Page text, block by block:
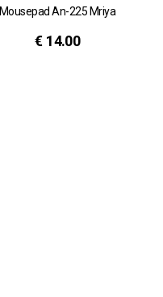
Mousepad An-225 Mriya
€ 14.00